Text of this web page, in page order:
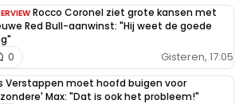
Rocco Coronel ziet grote kansen met
Red Bull-aanwinst: "Hij weet de goede
Gisteren, 17:05
0
Verstappen moet hoofd buigen voor
Max: "Dat is ook het probleem!"